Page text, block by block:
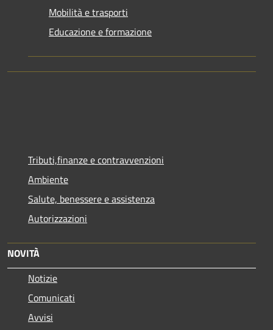
Mobilità e trasporti
Educazione e formazione
Tributi,finanze e contravvenzioni
Ambiente
Salute, benessere e assistenza
Autorizzazioni
NOVITÀ
Notizie
Comunicati
Avvisi